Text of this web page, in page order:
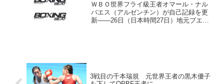
ＷＢＯ世界フライ級王者オマール・ナル
バエス（アルゼンチン）が自己記録を更
新――26日（日本時間27日）地元ブエノ
3戦目の千本瑞規 元世界王者の黒木優子